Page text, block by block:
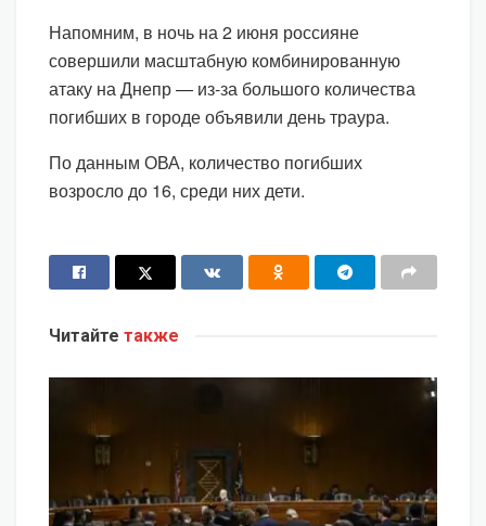
Напомним, в ночь на 2 июня россияне
совершили масштабную комбинированную
атаку на Днепр — из-за большого количества
погибших в городе объявили день траура.
По данным ОВА, количество погибших
возросло до 16, среди них дети.
Читайте также